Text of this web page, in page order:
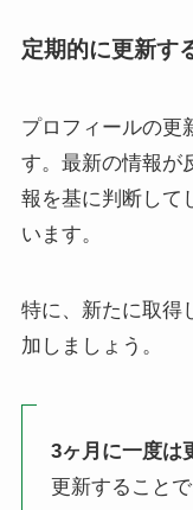
定期的に更新す
プロフィールの更
す。最新の情報が
報を基に判断して
います。
特に、新たに取得
加しましょう。
3ヶ月に一度は
更新すること